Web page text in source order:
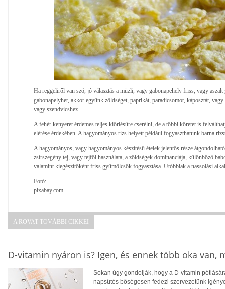
Ha reggeliről van szó, jó választás a müzli, vagy gabonapehely friss, vagy
gabonapelyhet, akkor együnk zöldséget, paprikát, paradicsomot, káposztát,
vagy szendvicshez.
A fehér kenyeret érdemes teljes kiőrlésűre cserélni, de a többi köretet is
elérése érdekében. A hagyományos rizs helyett például fogyaszthatunk barna
A hagyományos, vagy hagyományos készítésű ételek jelentős része
zsírszegény tej, vagy tejföl használata, a zöldségek dominanciája, különböző
valamint kiegészítőként friss gyümölcsök fogyasztása. Utóbbiak a nassolási
Fotó:
pixabay.com
A ROVAT TOVÁBBI CIKKEI
D-vitamin nyáron is? Igen, és ennek több oka van,
Sokan úgy gondolják, hogy a D-vitamin
napsütés bőségesen fedezi szervezetünk